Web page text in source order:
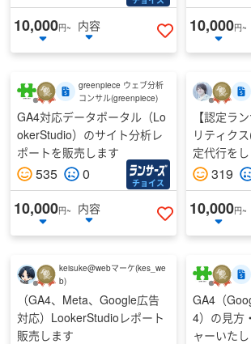
10,000円~
内容
いいねする
10,000円~
greenpiece ウェブ分析
コンサル(greenpiece)
GA4対応データポータル（Lo
okerStudio）のサイト分析レ
ポートを販売します
535 0 チョイス
10,000円~
内容
いいねする
【認定ラ
リティク
定代行を
319
10,000円~
keisuke@webマーケ(kes_we
b)
（GA4、Meta、Google広告
対応）LookerStudioレポート
販売します
GA4（
4）の見方
ャーいた